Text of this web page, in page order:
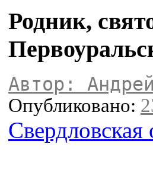
Родник,
Автор: Андрей
Опубликовано:
Свердловская